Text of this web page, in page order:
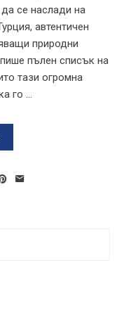
се наслади на
автентичен
природни
пълен списък на
тази огромна
го ...